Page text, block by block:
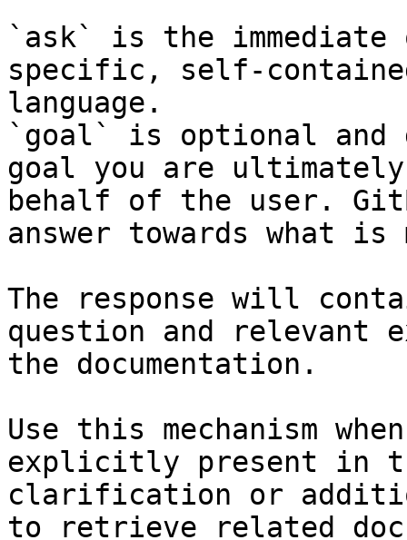
`ask` is the
specific, self-
language.
`goal` is optional and
goal you are
behalf of the user.
answer towards what
The response will
question and relevant
the documentation.
Use this mechanism
explicitly present in
clarification or